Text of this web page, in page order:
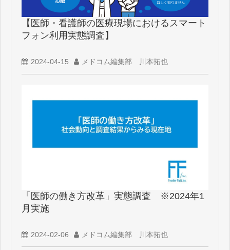
【医師・看護師の医療現場におけるスマート
フォン利用実態調査】
2024-04-15 メドコム編集部 川本拓也
「医師の働き方改革」実態調査 ※2024年1
月実施
2024-02-06 メドコム編集部 川本拓也